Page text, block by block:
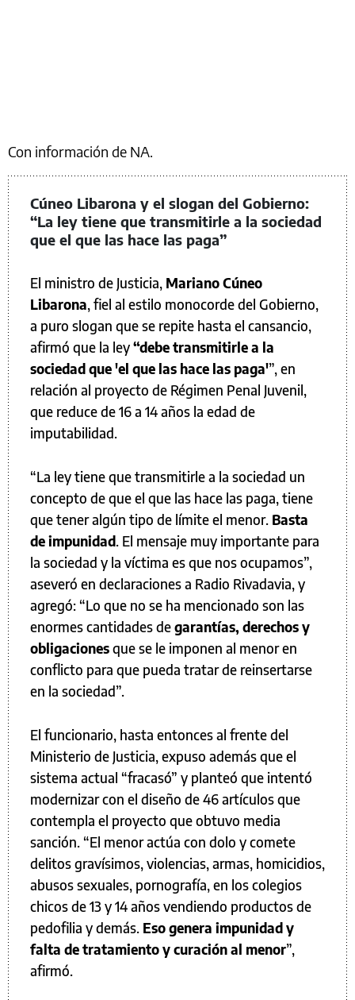
Con información de NA.
Cúneo Libarona y el slogan del Gobierno:
“La ley tiene que transmitirle a la sociedad
que el que las hace las paga”
El ministro de Justicia, Mariano Cúneo
Libarona, fiel al estilo monocorde del Gobierno,
a puro slogan que se repite hasta el cansancio,
afirmó que la ley“debe transmitirle a la
sociedad que 'el que las hace las paga'”, en
relación al proyecto de Régimen Penal Juvenil,
que reduce de 16 a 14 años la edad de
imputabilidad.
“La ley tiene que transmitirle a la sociedad un
concepto de que el que las hace las paga, tiene
que tener algún tipo de límite el menor. Basta
de impunidad. El mensaje muy importante para
la sociedad y la víctima es que nos ocupamos”,
aseveró en declaraciones a Radio Rivadavia, y
agregó: “Lo que no se ha mencionado son las
enormes cantidades degarantías, derechos y
obligacionesque se le imponen al menor en
conflicto para que pueda tratar de reinsertarse
en la sociedad”.
El funcionario, hasta entonces al frente del
Ministerio de Justicia, expuso además que el
sistema actual “fracasó” y planteó que intentó
modernizar con el diseño de 46 artículos que
contempla el proyecto que obtuvo media
sanción. “El menor actúa con dolo y comete
delitos gravísimos, violencias, armas, homicidios,
abusos sexuales, pornografía, en los colegios
chicos de 13 y 14 años vendiendo productos de
pedofilia y demás. Eso genera impunidad y
falta de tratamiento y curación al menor”,
afirmó.